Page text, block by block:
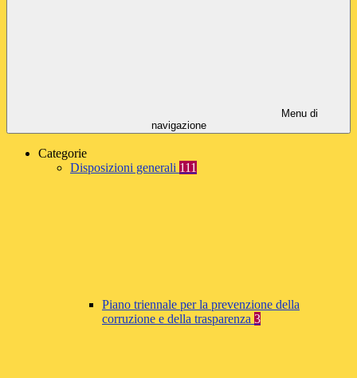
Menu di
navigazione
Categorie
Disposizioni generali 111
Piano triennale per la prevenzione della
corruzione e della trasparenza 3